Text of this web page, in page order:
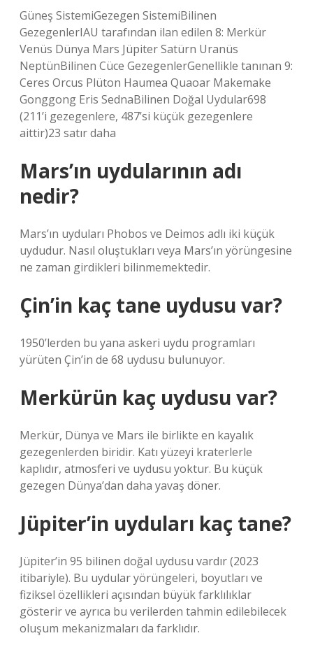
Güneş SistemiGezegen SistemiBilinen
GezegenlerIAU tarafından ilan edilen 8: Merkür
Venüs Dünya Mars Jüpiter Satürn Uranüs
NeptünBilinen Cüce GezegenlerGenellikle tanınan 9:
Ceres Orcus Plüton Haumea Quaoar Makemake
Gonggong Eris SednaBilinen Doğal Uydular698
(211’i gezegenlere, 487’si küçük gezegenlere
aittir)23 satır daha
Mars’ın uydularının adı
nedir?
Mars’ın uyduları Phobos ve Deimos adlı iki küçük
uydudur. Nasıl oluştukları veya Mars’ın yörüngesine
ne zaman girdikleri bilinmemektedir.
Çin’in kaç tane uydusu var?
1950’lerden bu yana askeri uydu programları
yürüten Çin’in de 68 uydusu bulunuyor.
Merkürün kaç uydusu var?
Merkür, Dünya ve Mars ile birlikte en kayalık
gezegenlerden biridir. Katı yüzeyi kraterlerle
kaplıdır, atmosferi ve uydusu yoktur. Bu küçük
gezegen Dünya’dan daha yavaş döner.
Jüpiter’in uyduları kaç tane?
Jüpiter’in 95 bilinen doğal uydusu vardır (2023
itibariyle). Bu uydular yörüngeleri, boyutları ve
fiziksel özellikleri açısından büyük farklılıklar
gösterir ve ayrıca bu verilerden tahmin edilebilecek
oluşum mekanizmaları da farklıdır.